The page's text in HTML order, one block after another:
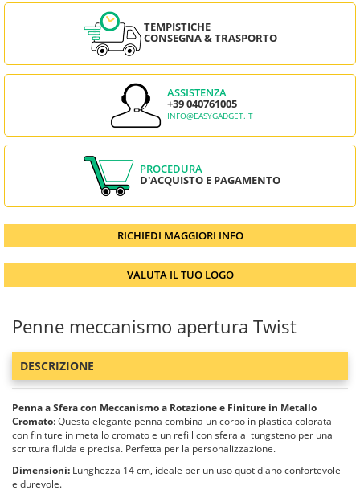
TEMPISTICHE
CONSEGNA & TRASPORTO
ASSISTENZA
+39 040761005
INFO@EASYGADGET.IT
PROCEDURA
D'ACQUISTO E PAGAMENTO
RICHIEDI MAGGIORI INFO
VALUTA IL TUO LOGO
Penne meccanismo apertura Twist
DESCRIZIONE
Penna a Sfera con Meccanismo a Rotazione e Finiture in Metallo
Cromato: Questa elegante penna combina un corpo in plastica colorata
con finiture in metallo cromato e un refill con sfera al tungsteno per una
scrittura fluida e precisa. Perfetta per la personalizzazione.
Dimensioni: Lunghezza 14 cm, ideale per un uso quotidiano confortevole
e durevole.